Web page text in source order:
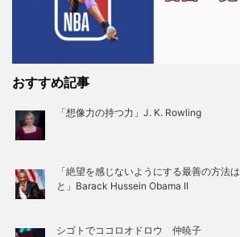
おすすめ記事
「想像力の持つ力」J. K. Rowling
「絶望を感じないようにする最善の方法
と」Barack Hussein Obama II
シゴトでココロオドロウ 仲暁子